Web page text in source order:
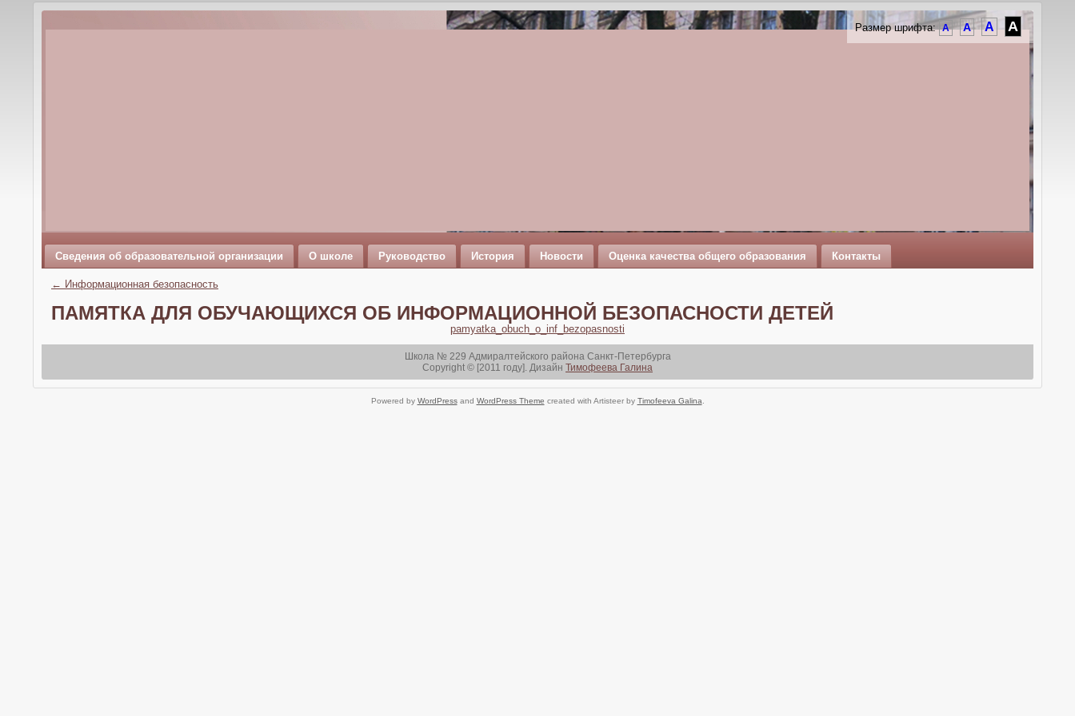
Размер шрифта: A A A A
Сведения об образовательной организации О школе Руководство История Новости Оценка качества общего образования Контакты
← Информационная безопасность
ПАМЯТКА ДЛЯ ОБУЧАЮЩИХСЯ ОБ ИНФОРМАЦИОННОЙ БЕЗОПАСНОСТИ ДЕТЕЙ
pamyatka_obuch_o_inf_bezopasnosti
Школа № 229 Адмиралтейского района Санкт-Петербурга
Copyright © [2011 году]. Дизайн Тимофеева Галина
Powered by WordPressand WordPress Theme created with Artisteer by Timofeeva Galina